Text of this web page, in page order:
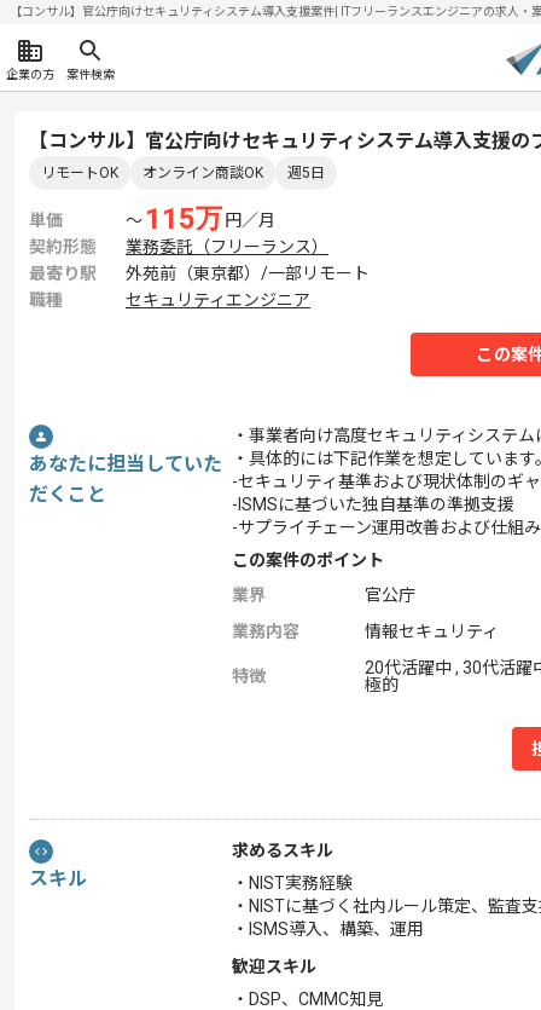
【コンサル】官公庁向けセキュリティシステム導入支援案件| ITフリーランスエンジニアの求人
企業の方 案件検索
【コンサル】官公庁向けセキュリティシステム導入支援
リモートOK オンライン商談OK 週5日
単価 〜 115万 円／月
契約形態
業務委託（フリーランス）
最寄り駅
外苑前（東京都）/一部リモート
職種
セキュリティエンジニア
この案
あなたに担当していた
だくこと
・事業者向け高度セキュリティシステ
・具体的には下記作業を想定しています
-セキュリティ基準および現状体制のギ
-ISMSに基づいた独自基準の準拠支援
-サプライチェーン運用改善および仕組
この案件のポイント
業界
官公庁
業務内容
情報セキュリティ
特徴
20代活躍中 , 30代活躍
極的
スキル
求めるスキル
・NIST実務経験
・NISTに基づく社内ルール策定、監査
・ISMS導入、構築、運用
歓迎スキル
・DSP、CMMC知見